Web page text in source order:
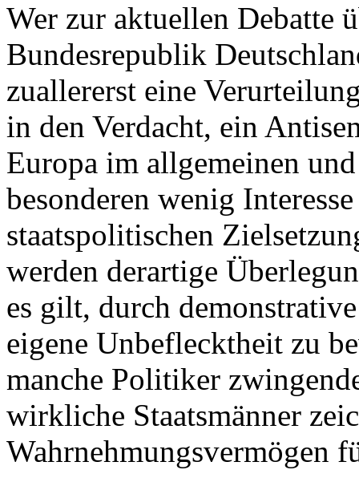
Wer zur aktuellen Debatte
Bundesrepublik
zuallererst eine
in den Verdacht, ein
Europa im allgemeinen
besonderen wenig
staatspolitischen
werden derartige
es gilt, durch
eigene Unbeflecktheit zu
manche Politiker
wirkliche Staatsmänner
Wahrnehmungsvermögen